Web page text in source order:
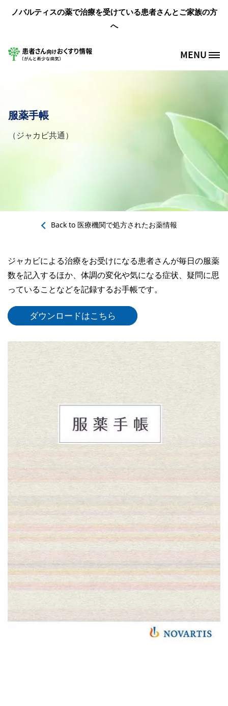
メインコンテンツに移動
ノバルティスの薬で治療を受けている患者さんとご家族の方
へ
Site Logo MENU
服薬手帳
（ジャカビ共通）
Back to 医療機関で処方されたお薬情報
ジャカビによる治療をお受けになる患者さんが毎日の服薬
数を記入するほか、体調の変化や気になる症状、疑問に思
っていることなどを記録するお手帳です。
ダウンロードはこちら